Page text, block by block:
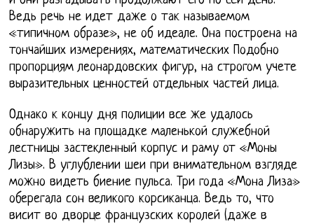
Ведь речь не идет даже о так называемом
«типичном образе», не об идеале. Она построена на
тончайших измерениях, математических Подобно
пропорциям леонардовских фигур, на строгом учете
выразительных ценностей отдельных частей лица.
Однако к концу дня полиции все же удалось
обнаружить на площадке маленькой служебной
лестницы застекленный корпус и раму от «Моны
Лизы». В углублении шеи при внимательном взгляде
можно видеть биение пульса. Три года «Мона Лиза»
оберегала сон великого корсиканца. Ведь то, что
висит во дворце французских королей (даже в